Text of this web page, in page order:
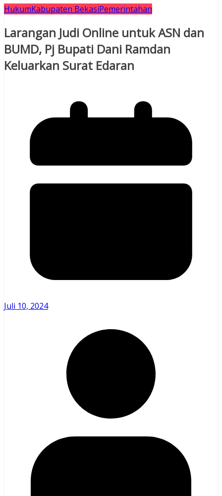
HukumKabupaten BekasiPemerintahan
Larangan Judi Online untuk ASN dan
BUMD, Pj Bupati Dani Ramdan
Keluarkan Surat Edaran
Juli 10, 2024